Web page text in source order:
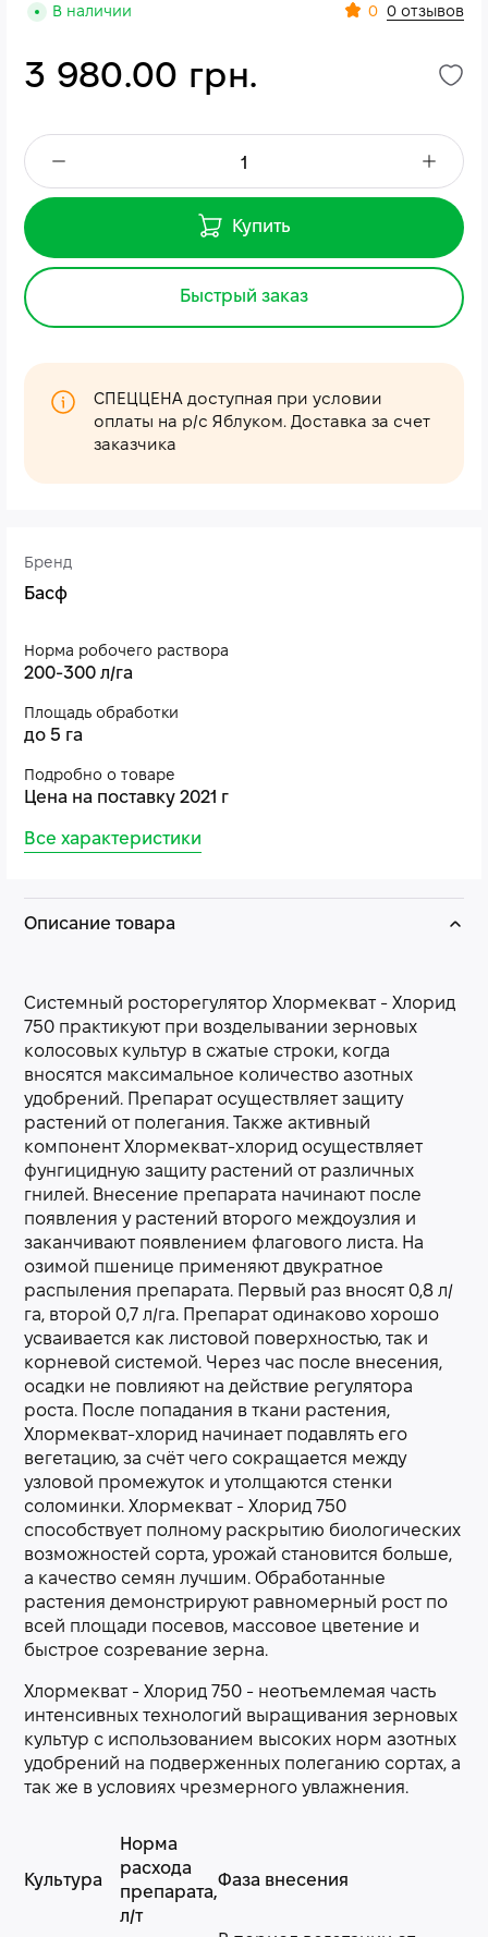
Бренд
Басф
Норма робочего раствора
200-300 л/га
Площадь обработки
до 5 га
Подробно о товаре
Цена на поставку 2021 г
Все характеристики
В наличии 0 0 отзывов
3 980.00 грн.
Купить
Быстрый заказ
СПЕЦЦЕНА доступная при условии
оплаты на р/с Яблуком. Доставка за счет
заказчика
Описание товара
Системный росторегулятор Хлормекват - Хлорид
750 практикуют при возделывании зерновых
колосовых культур в сжатые строки, когда
вносятся максимальное количество азотных
удобрений. Препарат осуществляет защиту
растений от полегания. Также активный
компонент Хлормекват-хлорид осуществляет
фунгицидную защиту растений от различных
гнилей. Внесение препарата начинают после
появления у растений второго междоузлия и
заканчивают появлением флагового листа. На
озимой пшенице применяют двукратное
распыления препарата. Первый раз вносят 0,8 л/
га, второй 0,7 л/га. Препарат одинаково хорошо
усваивается как листовой поверхностью, так и
корневой системой. Через час после внесения,
осадки не повлияют на действие регулятора
роста. После попадания в ткани растения,
Хлормекват-хлорид начинает подавлять его
вегетацию, за счёт чего сокращается между
узловой промежуток и утолщаются стенки
соломинки. Хлормекват - Хлорид 750
способствует полному раскрытию биологических
возможностей сорта, урожай становится больше,
а качество семян лучшим. Обработанные
растения демонстрируют равномерный рост по
всей площади посевов, массовое цветение и
быстрое созревание зерна.
Хлормекват - Хлорид 750 - неотъемлемая часть
интенсивных технологий выращивания зерновых
культур с использованием высоких норм азотных
удобрений на подверженных полеганию сортах, а
так же в условиях чрезмерного увлажнения.
Культура
Норма
расхода
препарата,
л/т
Фаза внесения